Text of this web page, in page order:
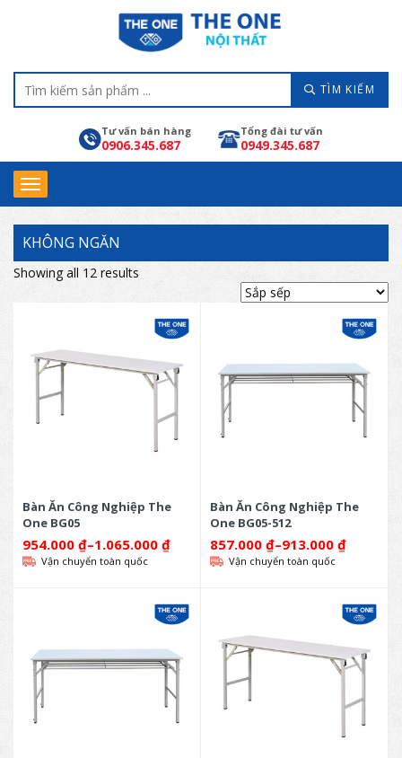
TÌM KIẾM
Tư vấn bán hàng
0906.345.687
Tổng đài tư vấn
0949.345.687
KHÔNG NGĂN
Showing all 12 results
Bàn Ăn Công Nghiệp The
One BG05
954.000 ₫–1.065.000 ₫
Vận chuyển toàn quốc
Bàn Ăn Công Nghiệp The
One BG05-512
857.000 ₫–913.000 ₫
Vận chuyển toàn quốc